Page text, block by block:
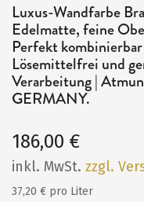
der
Bildergalerie
springen
Luxus-Wandfarbe
Edelmatte, feine
Perfekt
Lösemittelfrei und
Verarbeitung |
GERMANY.
186,00 €
inkl. MwSt. zzgl.
37,20 € pro Liter